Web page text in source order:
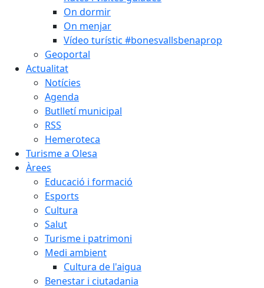
On dormir
On menjar
Vídeo turístic #bonesvallsbenaprop
Geoportal
Actualitat
Notícies
Agenda
Butlletí municipal
RSS
Hemeroteca
Turisme a Olesa
Àrees
Educació i formació
Esports
Cultura
Salut
Turisme i patrimoni
Medi ambient
Cultura de l'aigua
Benestar i ciutadania